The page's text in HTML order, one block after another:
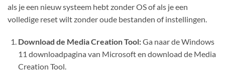
als je een nieuw systeem hebt zonder OS of als je een
volledige reset wilt zonder oude bestanden of instellingen.
Download de Media Creation Tool:Ga naar de Windows
11 downloadpagina van Microsoft en download de Media
Creation Tool.